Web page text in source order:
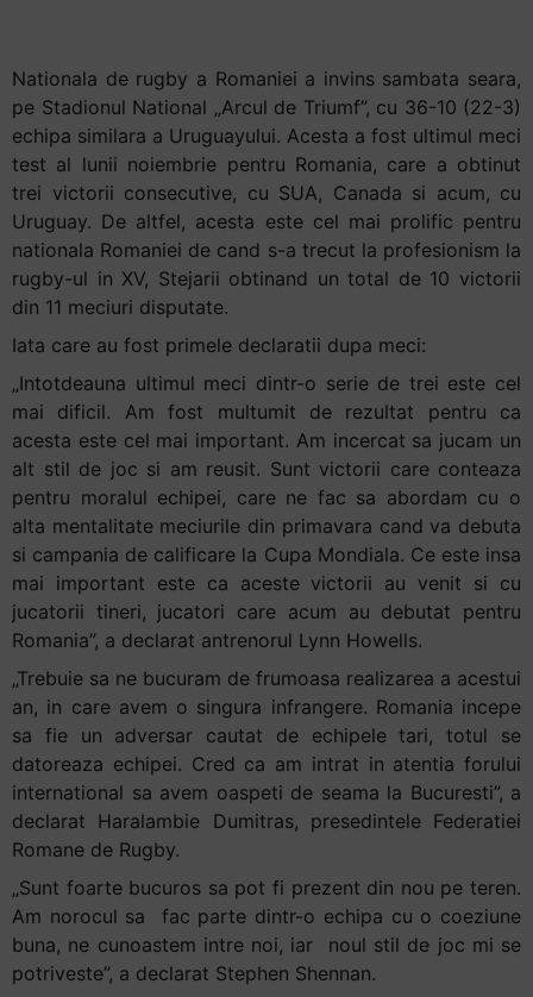
„Ctrl
Această
comandă
rapidă
activează
cititorul
de
ecran
vă
ajuta
să
navigați
să
interacționați
cu
conținutul.
Nationala de rugby a Romaniei a invins sambata seara,
pe Stadionul National „Arcul de Triumf”, cu 36-10 (22-3)
echipa similara a Uruguayului. Acesta a fost ultimul meci
test al lunii noiembrie pentru Romania, care a obtinut
trei victorii consecutive, cu SUA, Canada si acum, cu
Uruguay. De altfel, acesta este cel mai prolific pentru
nationala Romaniei de cand s-a trecut la profesionism la
rugby-ul in XV, Stejarii obtinand un total de 10 victorii
din 11 meciuri disputate.
Iata care au fost primele declaratii dupa meci:
„Intotdeauna ultimul meci dintr-o serie de trei este cel
mai dificil. Am fost multumit de rezultat pentru ca
acesta este cel mai important. Am incercat sa jucam un
alt stil de joc si am reusit. Sunt victorii care conteaza
pentru moralul echipei, care ne fac sa abordam cu o
alta mentalitate meciurile din primavara cand va debuta
si campania de calificare la Cupa Mondiala. Ce este insa
mai important este ca aceste victorii au venit si cu
jucatorii tineri, jucatori care acum au debutat pentru
Romania”, a declarat antrenorul Lynn Howells.
„Trebuie sa ne bucuram de frumoasa realizarea a acestui
an, in care avem o singura infrangere. Romania incepe
sa fie un adversar cautat de echipele tari, totul se
datoreaza echipei. Cred ca am intrat in atentia forului
international sa avem oaspeti de seama la Bucuresti”, a
declarat Haralambie Dumitras, presedintele Federatiei
Romane de Rugby.
„Sunt foarte bucuros sa pot fi prezent din nou pe teren.
Am norocul sa fac parte dintr-o echipa cu o coeziune
buna, ne cunoastem intre noi, iar noul stil de joc mi se
potriveste”, a declarat Stephen Shennan.